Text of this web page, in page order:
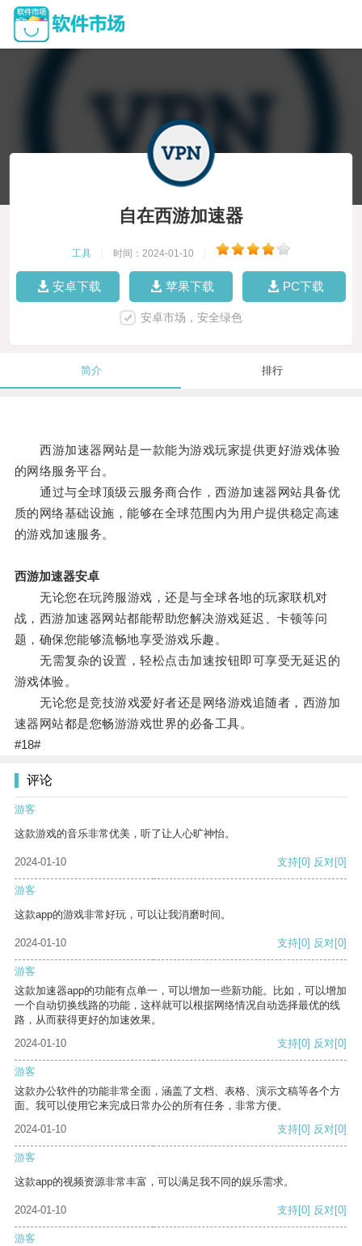
自在西游加速器
工具 时间：2024-01-10
安卓下载 苹果下载 PC下载
安卓市场，安全绿色
简介 排行
西游加速器网站是一款能为游戏玩家提供更好游戏体验
的网络服务平台。
通过与全球顶级云服务商合作，西游加速器网站具备优
质的网络基础设施，能够在全球范围内为用户提供稳定高速
的游戏加速服务。
西游加速器安卓
无论您在玩跨服游戏，还是与全球各地的玩家联机对
战，西游加速器网站都能帮助您解决游戏延迟、卡顿等问
题，确保您能够流畅地享受游戏乐趣。
无需复杂的设置，轻松点击加速按钮即可享受无延迟的
游戏体验。
无论您是竞技游戏爱好者还是网络游戏追随者，西游加
速器网站都是您畅游游戏世界的必备工具。
#18#
评论
游客
这款游戏的音乐非常优美，听了让人心旷神怡。
2024-01-10 支持[0] 反对[0]
游客
这款app的游戏非常好玩，可以让我消磨时间。
2024-01-10 支持[0] 反对[0]
游客
这款加速器app的功能有点单一，可以增加一些新功能。比如，可以增加
一个自动切换线路的功能，这样就可以根据网络情况自动选择最优的线
路，从而获得更好的加速效果。
2024-01-10
支持[0] 反对[0]
游客
这款办公软件的功能非常全面，涵盖了文档、表格、演示文稿等各个方
面。我可以使用它来完成日常办公的所有任务，非常方便。
2024-01-10
支持[0] 反对[0]
游客
这款app的视频资源非常丰富，可以满足我不同的娱乐需求。
2024-01-10 支持[0] 反对[0]
游客